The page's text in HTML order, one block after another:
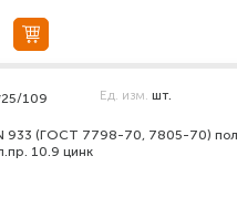
933 (ГОСТ 7798-70, 7805-70)
10.9 цинк
109 Ед. изм. шт.